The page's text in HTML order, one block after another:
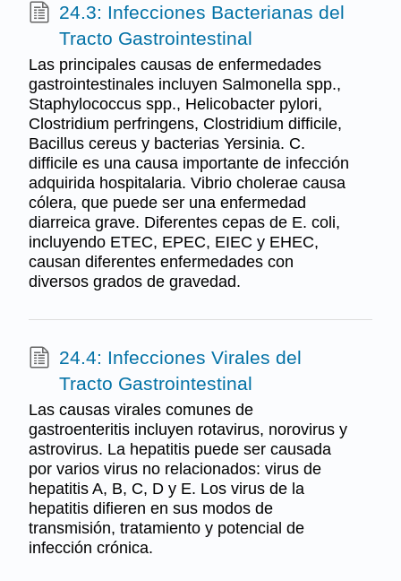
24.3: Infecciones Bacterianas del
Tracto Gastrointestinal
Las principales causas de enfermedades
gastrointestinales incluyen Salmonella spp.,
Staphylococcus spp., Helicobacter pylori,
Clostridium perfringens, Clostridium difficile,
Bacillus cereus y bacterias Yersinia. C.
difficile es una causa importante de infección
adquirida hospitalaria. Vibrio cholerae causa
cólera, que puede ser una enfermedad
diarreica grave. Diferentes cepas de E. coli,
incluyendo ETEC, EPEC, EIEC y EHEC,
causan diferentes enfermedades con
diversos grados de gravedad.
24.4: Infecciones Virales del
Tracto Gastrointestinal
Las causas virales comunes de
gastroenteritis incluyen rotavirus, norovirus y
astrovirus. La hepatitis puede ser causada
por varios virus no relacionados: virus de
hepatitis A, B, C, D y E. Los virus de la
hepatitis difieren en sus modos de
transmisión, tratamiento y potencial de
infección crónica.